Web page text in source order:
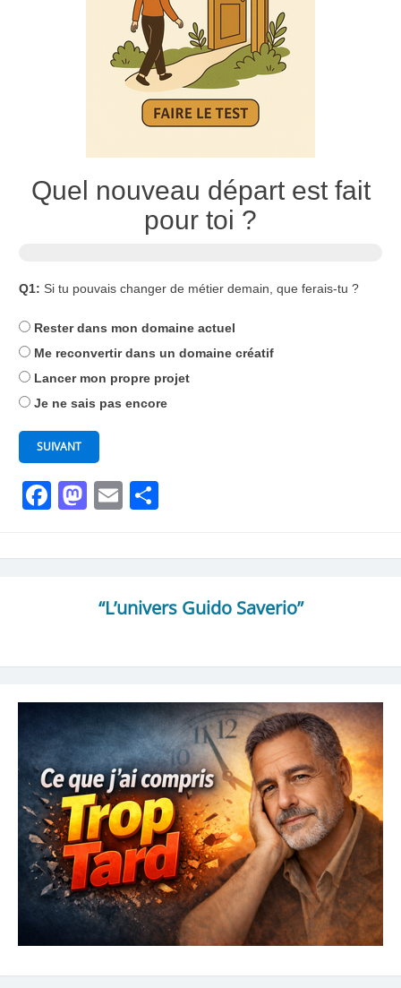
Quel nouveau départ est fait
pour toi ?
Q1: Si tu pouvais changer de métier demain, que ferais-tu ?
Rester dans mon domaine actuel
Me reconvertir dans un domaine créatif
Lancer mon propre projet
Je ne sais pas encore
SUIVANT
Facebook
Mastodon
Email
“L’univers Guido Saverio”